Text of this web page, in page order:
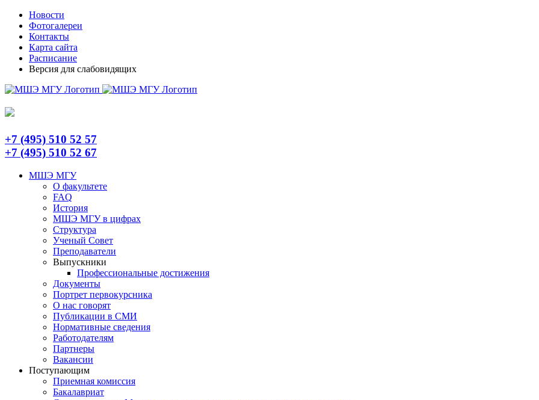
Skip
content
TelegramНовости
Фотогалереи
Контакты
Карта сайта
Расписание
Версия для слабовидящих
+7 (495) 510 52 57
+7 (495) 510 52 67
МШЭ МГУ
О факультете
FAQ
История
МШЭ МГУ в цифрах
Структура
Ученый Совет
Преподаватели
Выпускники
Профессиональные достижения
Документы
Портрет первокурсника
О нас говорят
Публикации в СМИ
Нормативные сведения
Работодателям
Партнеры
Вакансии
Поступающим
Приемная комиссия
Бакалавриат